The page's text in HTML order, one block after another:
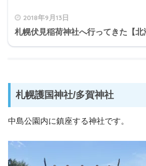
2018年9月13日
札幌伏見稲荷神社へ行ってきた【北
札幌護国神社/多賀神社
中島公園内に鎮座する神社です。